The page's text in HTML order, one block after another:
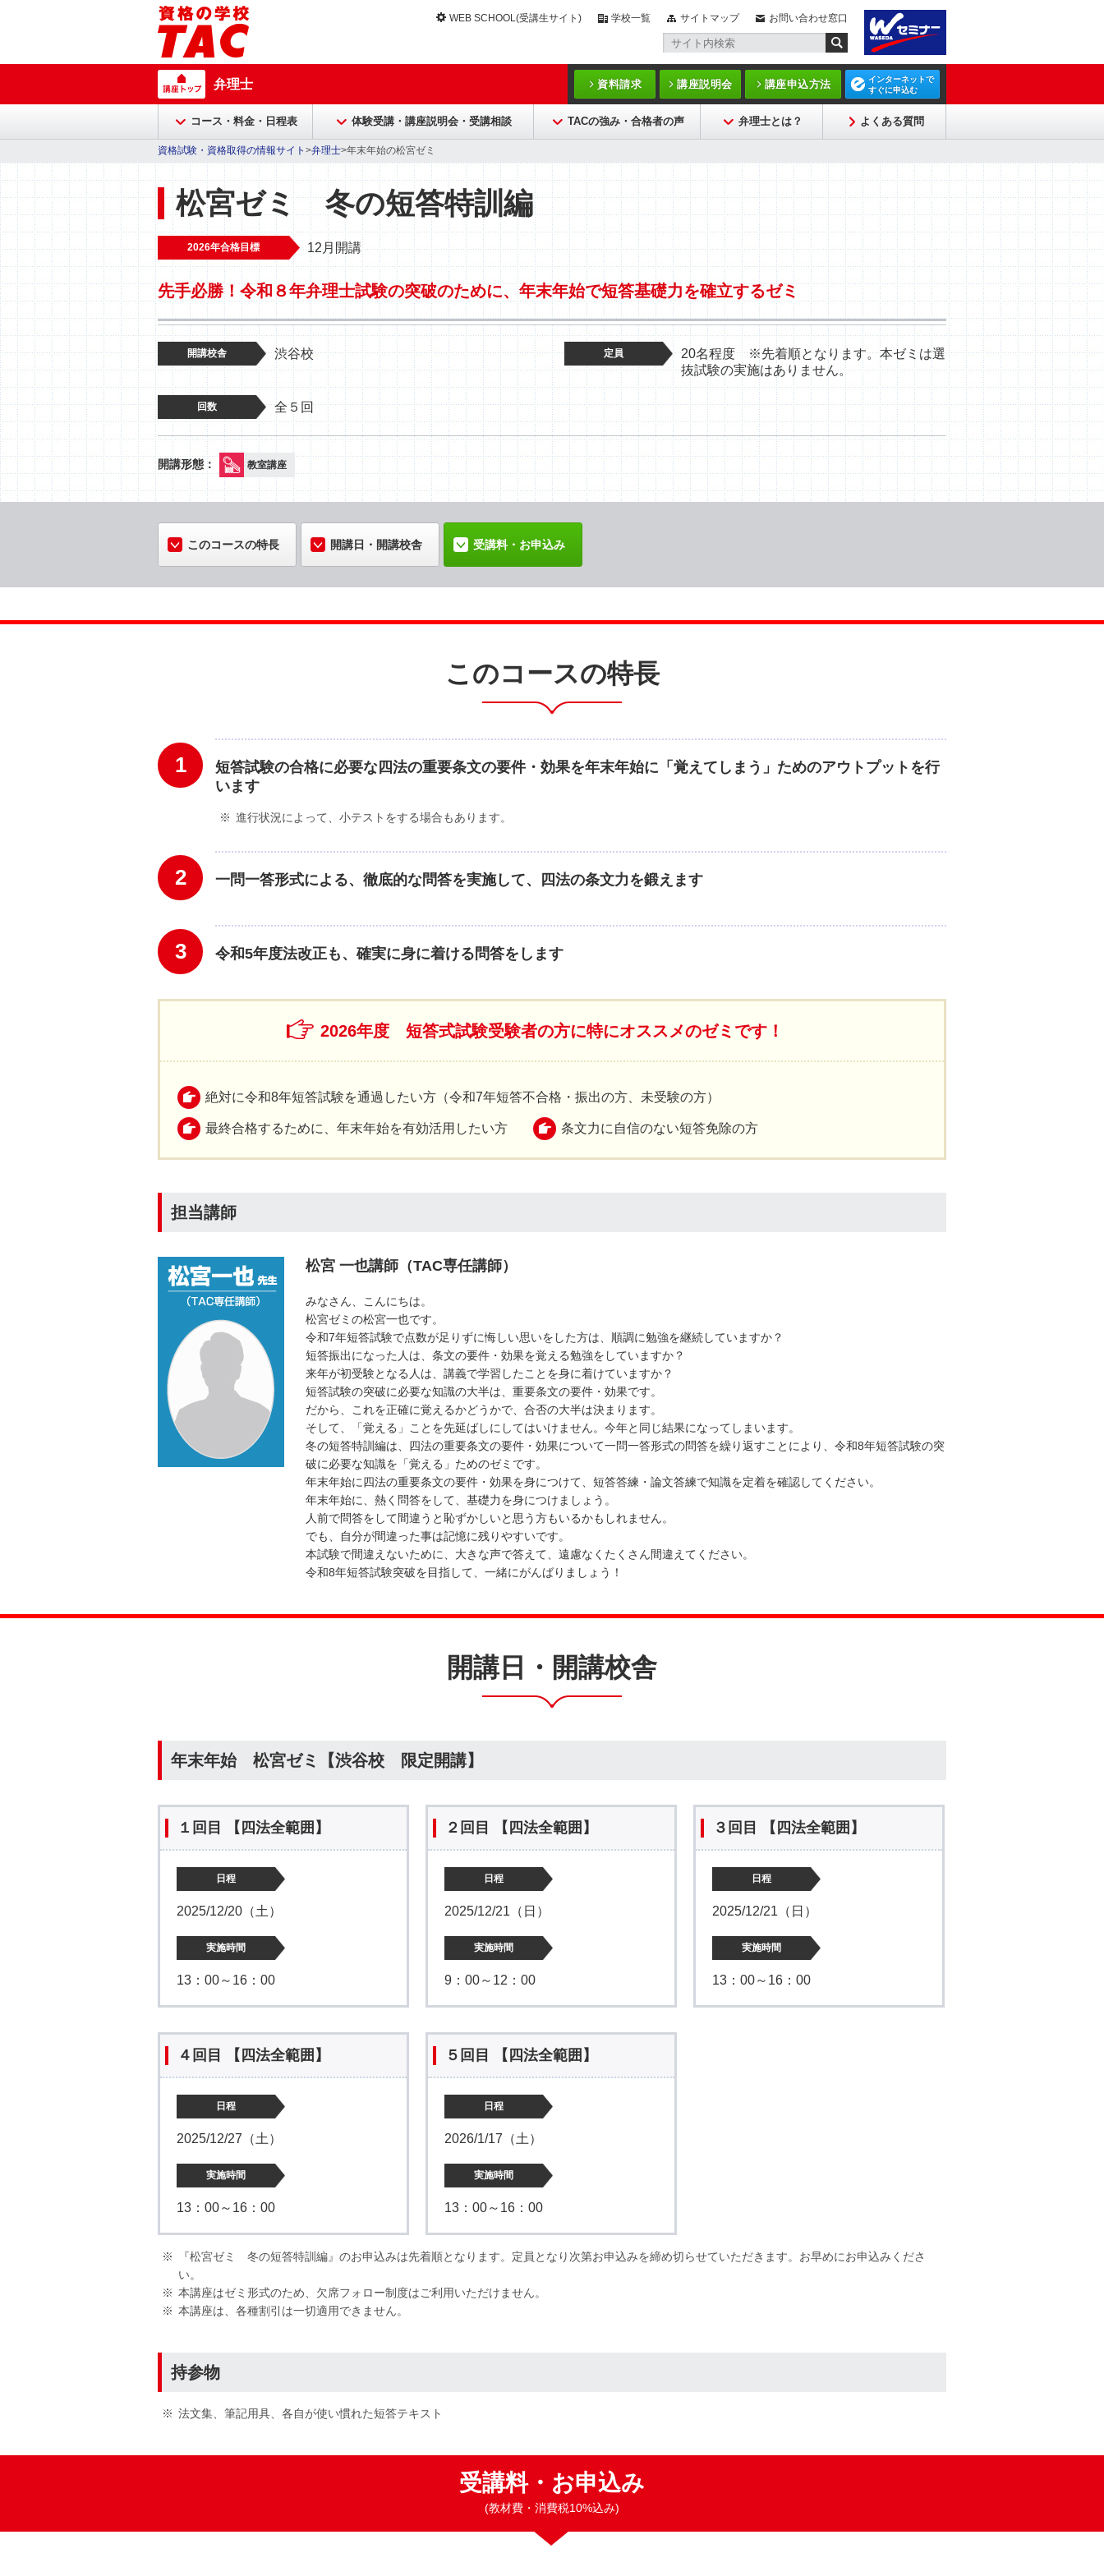
WEB SCHOOL(受講生サイト) 学校一覧 サイトマップ お問い合わせ窓口
弁理士 資料請求 講座説明会 講座申込方法
インターネットで
すぐに申込む
コース・料金・日程表 体験受講・講座説明会・受講相談 TACの強み・合格者の声 弁理士とは？ よくある質問
資格試験・資格取得の情報サイト >弁理士>年末年始の松宮ゼミ
松宮ゼミ 冬の短答特訓編
2026年合格目標 12月開講
先手必勝！令和８年弁理士試験の突破のために、年末年始で短答基礎力を確立するゼミ
開講校舎 渋谷校 定員
20名程度 ※先着順となります。本ゼミは選
抜試験の実施はありません。
回数 全５回
教室講座
このコースの特長 開講日・開講校舎 受講料・お申込み
このコースの特長
1
短答試験の合格に必要な四法の重要条文の要件・効果を年末年始に「覚えてしまう」ためのアウトプットを行
います
進行状況によって、小テストをする場合もあります。
2 一問一答形式による、徹底的な問答を実施して、四法の条文力を鍛えます
3 令和5年度法改正も、確実に身に着ける問答をします
2026年度 短答式試験受験者の方に特にオススメのゼミです！
絶対に令和8年短答試験を通過したい方（令和7年短答不合格・振出の方、未受験の方）
最終合格するために、年末年始を有効活用したい方 条文力に自信のない短答免除の方
担当講師
松宮 一也講師（TAC専任講師）
みなさん、こんにちは。
松宮ゼミの松宮一也です。
令和7年短答試験で点数が足りずに悔しい思いをした方は、順調に勉強を継続していますか？
短答振出になった人は、条文の要件・効果を覚える勉強をしていますか？
来年が初受験となる人は、講義で学習したことを身に着けていますか？
短答試験の突破に必要な知識の大半は、重要条文の要件・効果です。
だから、これを正確に覚えるかどうかで、合否の大半は決まります。
そして、「覚える」ことを先延ばしにしてはいけません。今年と同じ結果になってしまいます。
冬の短答特訓編は、四法の重要条文の要件・効果について一問一答形式の問答を繰り返すことにより、令和8年短答試験の突
破に必要な知識を「覚える」ためのゼミです。
年末年始に四法の重要条文の要件・効果を身につけて、短答答練・論文答練で知識を定着を確認してください。
年末年始に、熱く問答をして、基礎力を身につけましょう。
人前で問答をして間違うと恥ずかしいと思う方もいるかもしれません。
でも、自分が間違った事は記憶に残りやすいです。
本試験で間違えないために、大きな声で答えて、遠慮なくたくさん間違えてください。
令和8年短答試験突破を目指して、一緒にがんばりましょう！
開講日・開講校舎
年末年始 松宮ゼミ【渋谷校 限定開講】
１回目 【四法全範囲】
日程
2025/12/20（土）
実施時間
13：00～16：00
２回目 【四法全範囲】
日程
2025/12/21（日）
実施時間
9：00～12：00
３回目 【四法全範囲】
日程
2025/12/21（日）
実施時間
13：00～16：00
４回目 【四法全範囲】
日程
2025/12/27（土）
実施時間
13：00～16：00
５回目 【四法全範囲】
日程
2026/1/17（土）
実施時間
13：00～16：00
『松宮ゼミ 冬の短答特訓編』のお申込みは先着順となります。定員となり次第お申込みを締め切らせていただきます。お早めにお申込みくださ
い。
本講座はゼミ形式のため、欠席フォロー制度はご利用いただけません。
本講座は、各種割引は一切適用できません。
持参物
法文集、筆記用具、各自が使い慣れた短答テキスト
受講料・お申込み
(教材費・消費税10%込み)